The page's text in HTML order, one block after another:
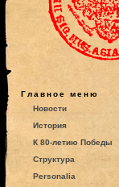
Главное меню
Новости
История
К 80-летию Победы
Структура
Personalia